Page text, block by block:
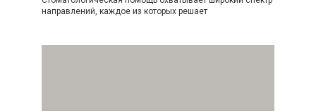
направлений, каждое из которых решает